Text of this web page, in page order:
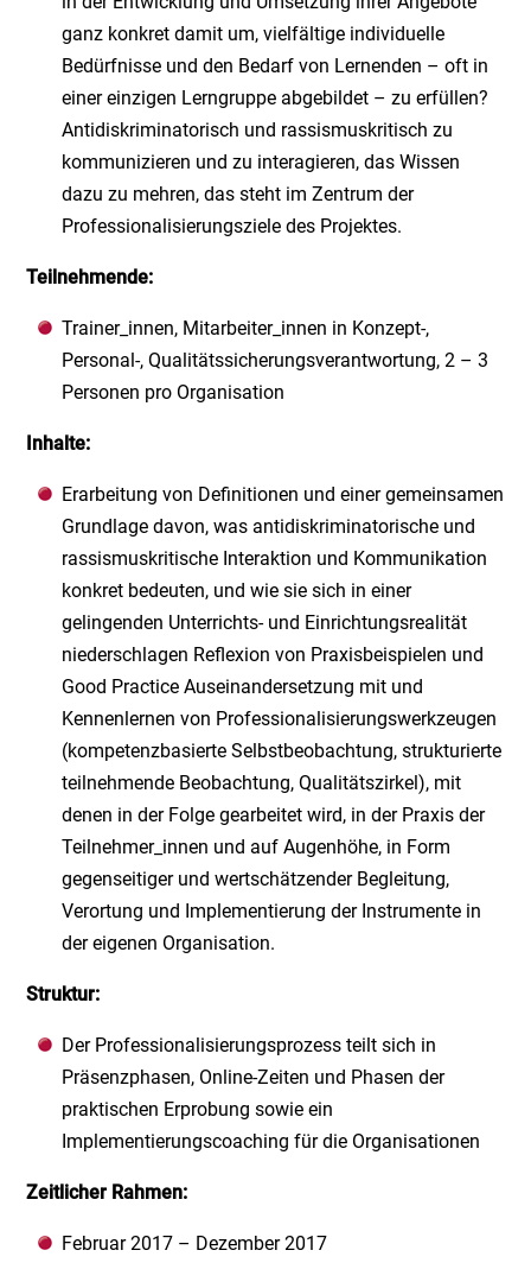
ganz konkret damit um, vielfältige individuelle
Bedürfnisse und den Bedarf von Lernenden – oft in
einer einzigen Lerngruppe abgebildet – zu erfüllen?
Antidiskriminatorisch und rassismuskritisch zu
kommunizieren und zu interagieren, das Wissen
dazu zu mehren, das steht im Zentrum der
Professionalisierungsziele des Projektes.
Teilnehmende:
Trainer_innen, Mitarbeiter_innen in Konzept-,
Personal-, Qualitätssicherungsverantwortung, 2 – 3
Personen pro Organisation
Inhalte:
Erarbeitung von Definitionen und einer gemeinsamen
Grundlage davon, was antidiskriminatorische und
rassismuskritische Interaktion und Kommunikation
konkret bedeuten, und wie sie sich in einer
gelingenden Unterrichts- und Einrichtungsrealität
niederschlagen Reflexion von Praxisbeispielen und
Good Practice Auseinandersetzung mit und
Kennenlernen von Professionalisierungswerkzeugen
(kompetenzbasierte Selbstbeobachtung, strukturierte
teilnehmende Beobachtung, Qualitätszirkel), mit
denen in der Folge gearbeitet wird, in der Praxis der
Teilnehmer_innen und auf Augenhöhe, in Form
gegenseitiger und wertschätzender Begleitung,
Verortung und Implementierung der Instrumente in
der eigenen Organisation.
Struktur:
Der Professionalisierungsprozess teilt sich in
Präsenzphasen, Online-Zeiten und Phasen der
praktischen Erprobung sowie ein
Implementierungscoaching für die Organisationen
Zeitlicher Rahmen:
Februar 2017 – Dezember 2017